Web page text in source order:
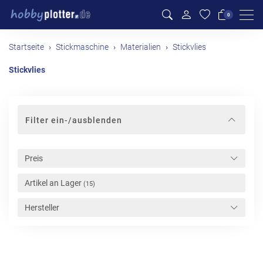
0
Startseite Stickmaschine Materialien Stickvlies
Stickvlies
Filter ein-/ausblenden
Preis
Artikel an Lager (15)
Hersteller